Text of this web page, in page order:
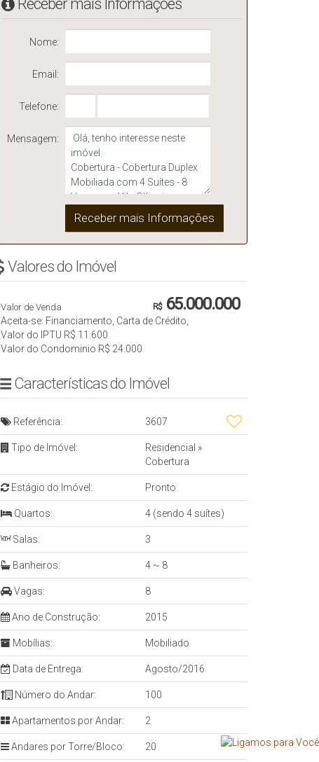
Receber mais Informações
Nome:
Email:
Telefone:
Mensagem:
Valores do Imóvel
R$65.000.000
Valor de Venda
Aceita-se: Financiamento, Carta de Crédito,
Valor do IPTU R$ 11.600
Valor do Condominio R$ 24.000
Características do Imóvel
Referência: 3607
Tipo de Imóvel: Residencial »
Cobertura
Estágio do Imóvel: Pronto
Quartos: 4 (sendo 4 suítes)
Salas: 3
Banheiros: 4 ~ 8
Vagas: 8
Ano de Construção: 2015
Mobílias: Mobiliado
Data de Entrega: Agosto/2016
Número do Andar: 100
Apartamentos por Andar: 2
Andares por Torre/Bloco: 20